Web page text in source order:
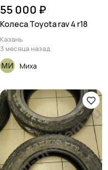
55 000 ₽
Колеса Toyota rav 4 r18
Казань
3 месяца назад
Миха